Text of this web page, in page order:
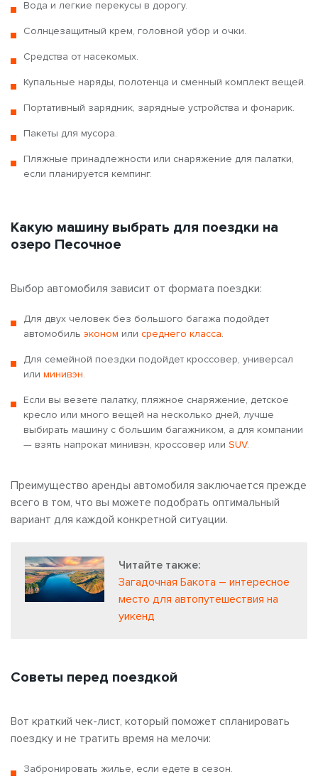
Вода и легкие перекусы в дорогу.
Солнцезащитный крем, головной убор и очки.
Средства от насекомых.
Купальные наряды, полотенца и сменный комплект вещей.
Портативный зарядник, зарядные устройства и фонарик.
Пакеты для мусора.
Пляжные принадлежности или снаряжение для палатки,
если планируется кемпинг.
Какую машину выбрать для поездки на
озеро Песочное
Выбор автомобиля зависит от формата поездки:
Для двух человек без большого багажа подойдет
автомобиль эконом или среднего класса.
Для семейной поездки подойдет кроссовер, универсал
или минивэн.
Если вы везете палатку, пляжное снаряжение, детское
кресло или много вещей на несколько дней, лучше
выбирать машину с большим багажником, а для компании
— взять напрокат минивэн, кроссовер или SUV.
Преимущество аренды автомобиля заключается прежде
всего в том, что вы можете подобрать оптимальный
вариант для каждой конкретной ситуации.
Читайте также:
Загадочная Бакота – интересное
место для автопутешествия на
уикенд
Советы перед поездкой
Вот краткий чек-лист, который поможет спланировать
поездку и не тратить время на мелочи:
Забронировать жилье, если едете в сезон.